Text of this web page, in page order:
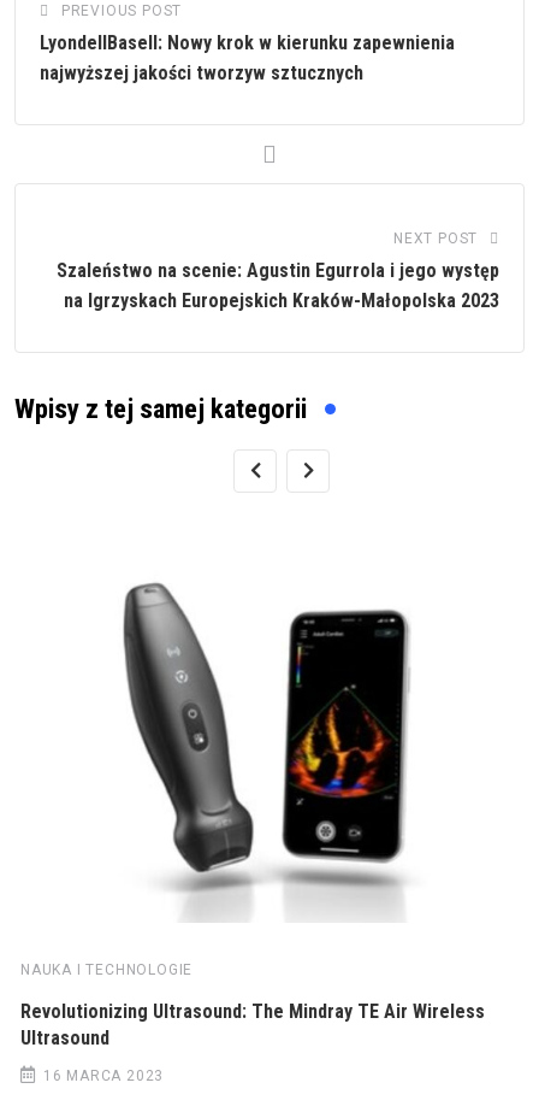
PREVIOUS POST
LyondellBasell: Nowy krok w kierunku zapewnienia
najwyższej jakości tworzyw sztucznych
NEXT POST
Szaleństwo na scenie: Agustin Egurrola i jego występ
na Igrzyskach Europejskich Kraków-Małopolska 2023
Wpisy z tej samej kategorii
NAUKA I TECHNOLOGIE
Revolutionizing Ultrasound: The Mindray TE Air Wireless
Ultrasound
16 MARCA 2023